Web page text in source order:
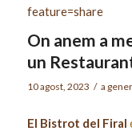
feature=share
On anem a
un
10 agost, 2023 / a
El Bistrot del Firal